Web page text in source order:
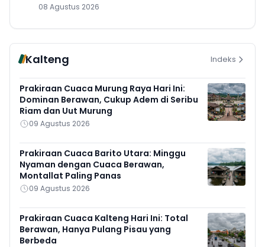
08 Agustus 2026
Kalteng Indeks
Prakiraan Cuaca Murung Raya Hari Ini:
Dominan Berawan, Cukup Adem di Seribu
Riam dan Uut Murung
09 Agustus 2026
Prakiraan Cuaca Barito Utara: Minggu
Nyaman dengan Cuaca Berawan,
Montallat Paling Panas
09 Agustus 2026
Prakiraan Cuaca Kalteng Hari Ini: Total
Berawan, Hanya Pulang Pisau yang
Berbeda